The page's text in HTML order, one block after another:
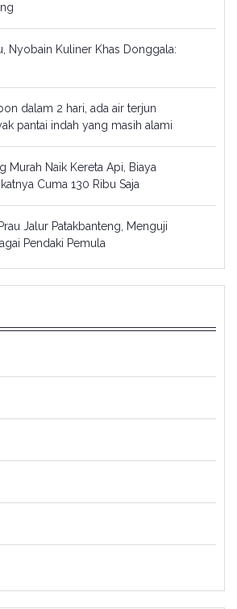
Nyobain Kuliner Khas Donggala:
dalam 2 hari, ada air terjun
pantai indah yang masih alami
Murah Naik Kereta Api, Biaya
Cuma 130 Ribu Saja
Jalur Patakbanteng, Menguji
Pendaki Pemula